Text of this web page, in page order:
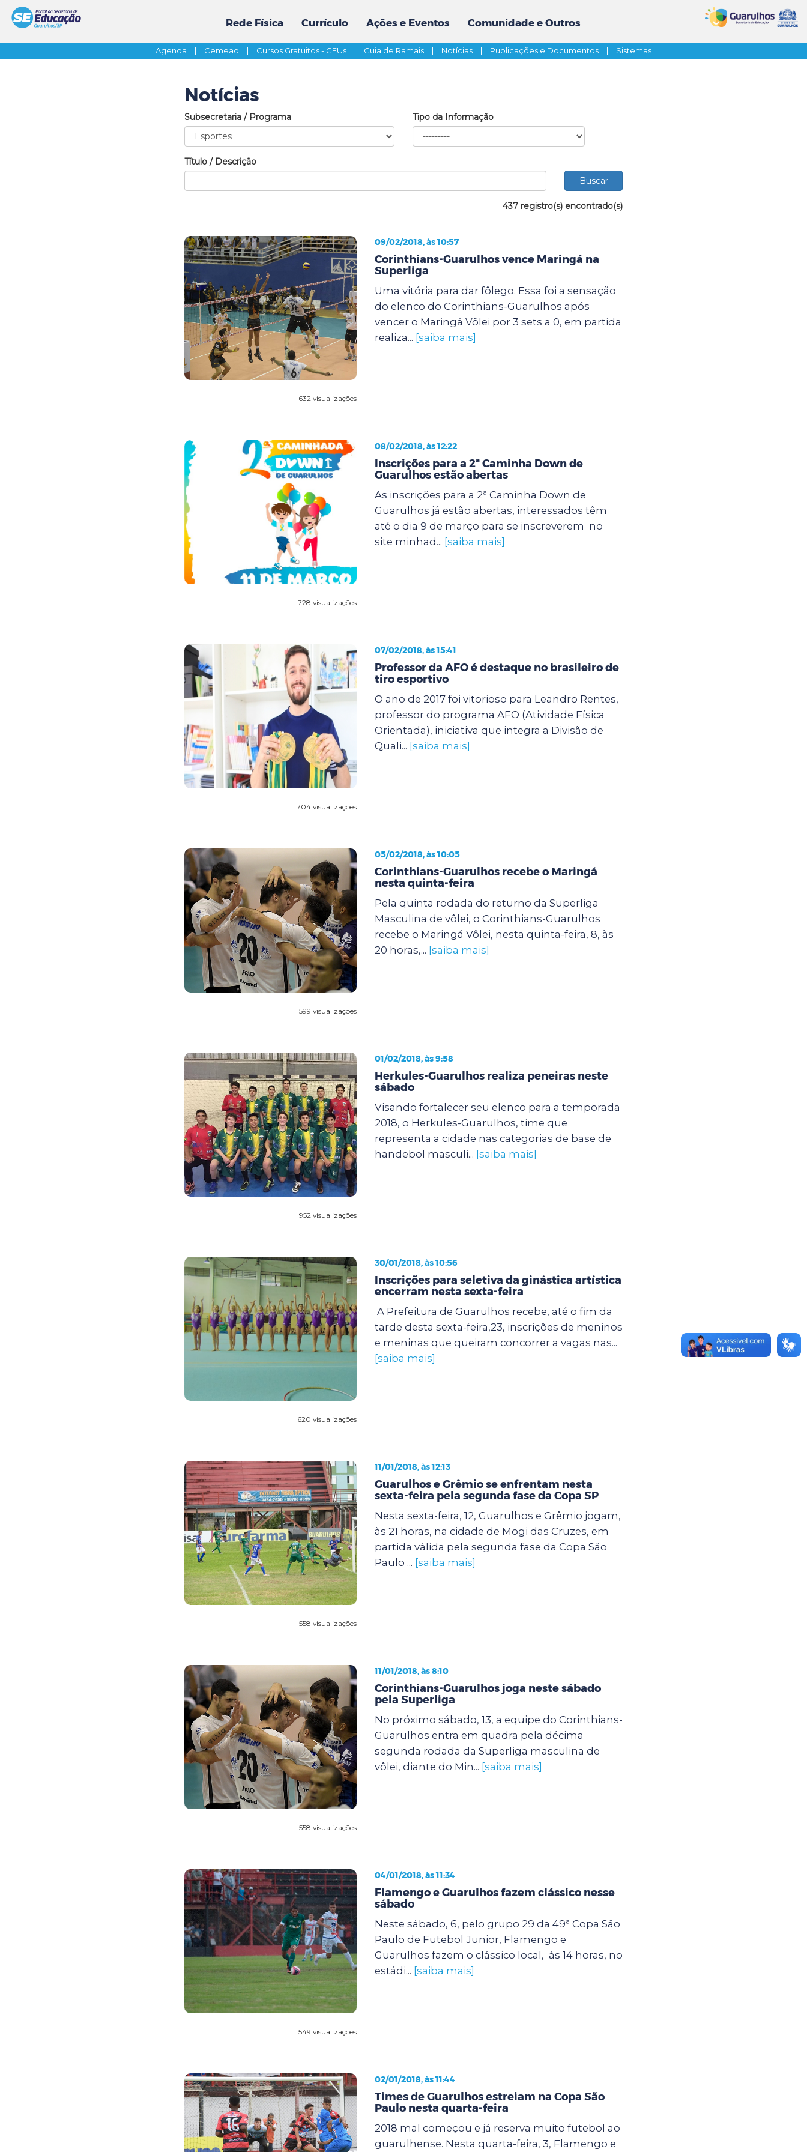
Rede Física Currículo Ações e Eventos Comunidade e Outros
Agenda | Cemead | Cursos Gratuitos - CEUs | Guia de Ramais | Notícias | Publicações e Documentos | Sistemas
Notícias
Subsecretaria / Programa Tipo da Informação
Título / Descrição
437 registro(s) encontrado(s)
632 visualizações
09/02/2018, às 10:57
Corinthians-Guarulhos vence Maringá na
Superliga
Uma vitória para dar fôlego. Essa foi a sensação
do elenco do Corinthians-Guarulhos após
vencer o Maringá Vôlei por 3 sets a 0, em partida
realiza... [saiba mais]
728 visualizações
08/02/2018, às 12:22
Inscrições para a 2ª Caminha Down de
Guarulhos estão abertas
As inscrições para a 2ª Caminha Down de
Guarulhos já estão abertas, interessados têm
até o dia 9 de março para se inscreverem no
site minhad... [saiba mais]
704 visualizações
07/02/2018, às 15:41
Professor da AFO é destaque no brasileiro de
tiro esportivo
O ano de 2017 foi vitorioso para Leandro Rentes,
professor do programa AFO (Atividade Física
Orientada), iniciativa que integra a Divisão de
Quali... [saiba mais]
599 visualizações
05/02/2018, às 10:05
Corinthians-Guarulhos recebe o Maringá
nesta quinta-feira
Pela quinta rodada do returno da Superliga
Masculina de vôlei, o Corinthians-Guarulhos
recebe o Maringá Vôlei, nesta quinta-feira, 8, às
20 horas,... [saiba mais]
952 visualizações
01/02/2018, às 9:58
Herkules-Guarulhos realiza peneiras neste
sábado
Visando fortalecer seu elenco para a temporada
2018, o Herkules-Guarulhos, time que
representa a cidade nas categorias de base de
handebol masculi... [saiba mais]
620 visualizações
30/01/2018, às 10:56
Inscrições para seletiva da ginástica artística
encerram nesta sexta-feira
A Prefeitura de Guarulhos recebe, até o fim da
tarde desta sexta-feira,23, inscrições de meninos
e meninas que queiram concorrer a vagas nas...
[saiba mais]
558 visualizações
11/01/2018, às 12:13
Guarulhos e Grêmio se enfrentam nesta
sexta-feira pela segunda fase da Copa SP
Nesta sexta-feira, 12, Guarulhos e Grêmio jogam,
às 21 horas, na cidade de Mogi das Cruzes, em
partida válida pela segunda fase da Copa São
Paulo ... [saiba mais]
558 visualizações
11/01/2018, às 8:10
Corinthians-Guarulhos joga neste sábado
pela Superliga
No próximo sábado, 13, a equipe do Corinthians-
Guarulhos entra em quadra pela décima
segunda rodada da Superliga masculina de
vôlei, diante do Min... [saiba mais]
549 visualizações
04/01/2018, às 11:34
Flamengo e Guarulhos fazem clássico nesse
sábado
Neste sábado, 6, pelo grupo 29 da 49ª Copa São
Paulo de Futebol Junior, Flamengo e
Guarulhos fazem o clássico local, às 14 horas, no
estádi... [saiba mais]
02/01/2018, às 11:44
Times de Guarulhos estreiam na Copa São
Paulo nesta quarta-feira
2018 mal começou e já reserva muito futebol ao
guarulhense. Nesta quarta-feira, 3, Flamengo e